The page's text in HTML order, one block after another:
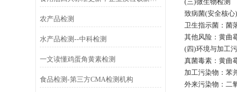
农产品检测
水产品检测--中科检测
一文读懂鸡蛋角黄素检测
食品检测-第三方CMA检测机构
(三)微生物检测
致病菌(安全核心
卫生指示菌：菌
其他风险：黄曲
(四)环境与加工
真菌毒素：黄曲
加工污染物：苯
外来污染物：二